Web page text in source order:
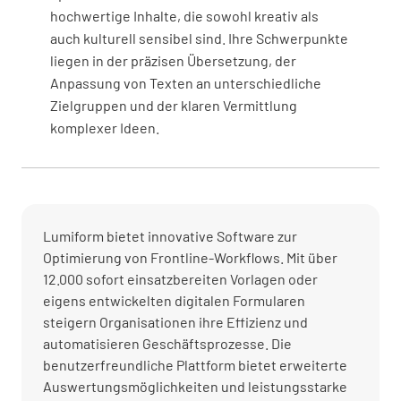
hochwertige Inhalte, die sowohl kreativ als
auch kulturell sensibel sind. Ihre Schwerpunkte
liegen in der präzisen Übersetzung, der
Anpassung von Texten an unterschiedliche
Zielgruppen und der klaren Vermittlung
komplexer Ideen.
Lumiform bietet innovative Software zur
Optimierung von Frontline-Workflows. Mit über
12.000 sofort einsatzbereiten Vorlagen oder
eigens entwickelten digitalen Formularen
steigern Organisationen ihre Effizienz und
automatisieren Geschäftsprozesse. Die
benutzerfreundliche Plattform bietet erweiterte
Auswertungsmöglichkeiten und leistungsstarke